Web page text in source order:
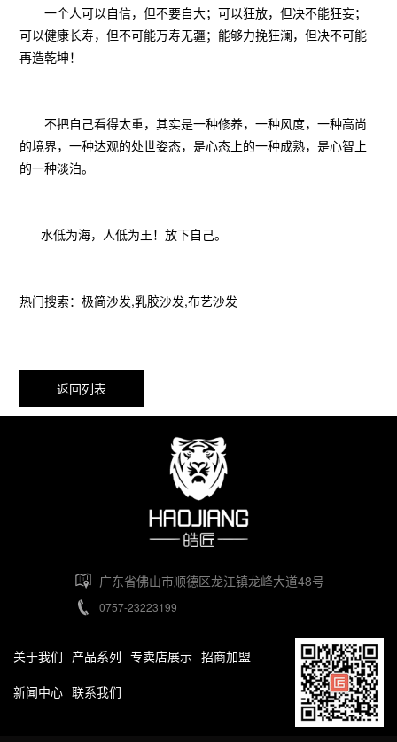
一个人可以自信，但不要自大；可以狂放，但决不能狂妄；
可以健康长寿，但不可能万寿无疆；能够力挽狂澜，但决不可能
再造乾坤！
不把自己看得太重，其实是一种修养，一种风度，一种高尚
的境界，一种达观的处世姿态，是心态上的一种成熟，是心智上
的一种淡泊。
水低为海，人低为王！放下自己。
热门搜索：极简沙发,乳胶沙发,布艺沙发
返回列表
广东省佛山市顺德区龙江镇龙峰大道48号
0757-23223199
关于我们 产品系列 专卖店展示 招商加盟
新闻中心 联系我们